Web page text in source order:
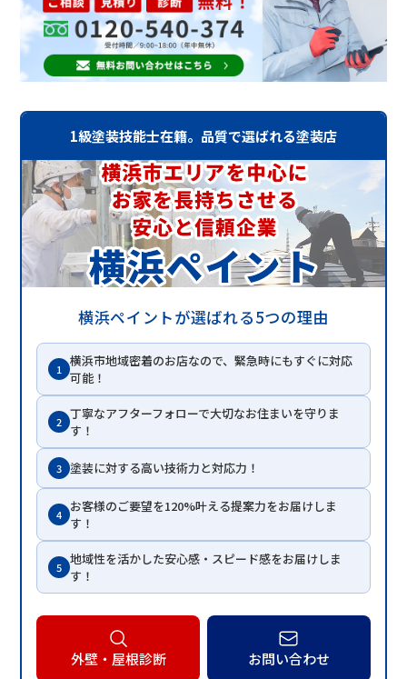
1級塗装技能士在籍。品質で選ばれる塗装店
横浜ペイントが選ばれる5つの理由
1
横浜市地域密着のお店なので、緊急時にもすぐに対応
可能！
2 丁寧なアフターフォローで大切なお住まいを守りま
す！
3 塗装に対する高い技術力と対応力！
4
お客様のご要望を120%叶える提案力をお届けしま
す！
5 地域性を活かした安心感・スピード感をお届けしま
す！
外壁・屋根診断 お問い合わせ